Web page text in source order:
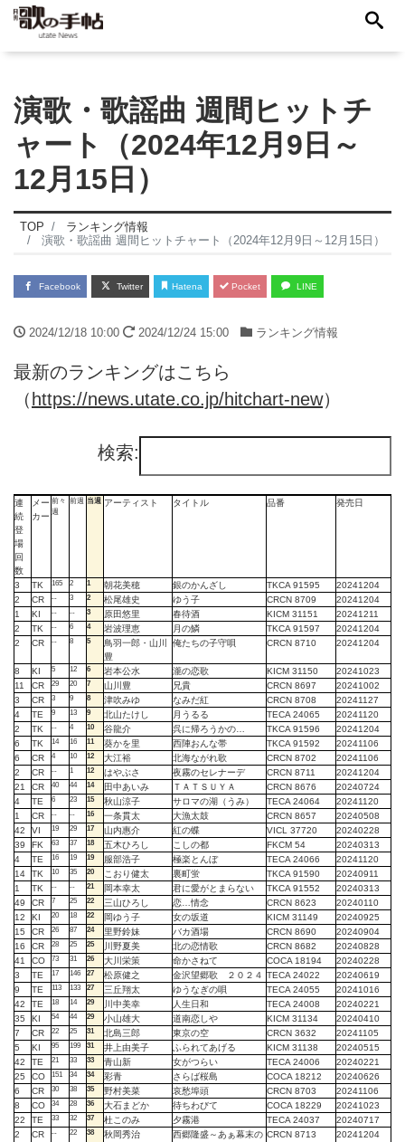
演歌・歌謡曲 週間ヒットチ
ャート（2024年12月9日～
12月15日）
TOP
ランキング情報
演歌・歌謡曲 週間ヒットチャート（2024年12月9日～12月15日）
Facebook Twitter Hatena Pocket LINE
2024/12/18 10:00 2024/12/24 15:00 ランキング情報
最新のランキングはこちら
（ https://news.utate.co.jp/hitchart-new）
検索:
連
続
登
場
回
数
メー
カー
前々
週
前週 当週 アーティスト タイトル 品番 発売日
3 TK 165 2 1 朝花美穂 銀のかんざし TKCA 91595
20241204
2
CR -- 3 2 松尾雄史 ゆう子 CRCN 8709
20241204
1
KI -- -- 3 原田悠里 春待酒 KICM 31151
20241211
2
TK -- 6 4 岩波理恵 月の鱗 TKCA 91597
20241204
2
CR -- 8 5
鳥羽一郎・山川
豊
俺たちの子守唄 CRCN 8710 20241204
8 KI 5 12 6 岩本公水 瀧の恋歌 KICM 31150
20241023
11
CR 29 20 7 山川豊 兄貴 CRCN 8697
20241002
3
CR 3 9 8 津吹みゆ なみだ紅 CRCN 8708
20241127
4
TE 9 13 9 北山たけし 月うるる TECA 24065
20241120
2
TK -- 4 10 谷龍介 呉に帰ろうかの… TKCA 91596
20241204
6
TK 14 16 11 葵かを里 西陣おんな帯 TKCA 91592
20241106
6
CR 4 10 12 大江裕 北海ながれ歌 CRCN 8702
20241106
2
CR -- 1 12 はやぶさ 夜霧のセレナーデ CRCN 8711
20241204
21
CR 40 44 14 田中あいみ ＴＡＴＳＵＹＡ CRCN 8676
20240724
4
TE 6 23 15 秋山涼子 サロマの湖（うみ） TECA 24064
20241120
1
CR -- -- 16 一条貫太 大漁太鼓 CRCN 8657
20240508
42
VI 19 29 17 山内惠介 紅の蝶 VICL 37720
20240228
39
FK 63 37 18 五木ひろし こしの都 FKCM 54
20240313
4
TE 16 19 19 服部浩子 極楽とんぼ TECA 24066
20241120
14
TK 10 35 20 こおり健太 裏町蛍 TKCA 91590
20240911
1
TK -- -- 21 岡本幸太 君に愛がとまらない TKCA 91552
20240313
49
CR 7 25 22 三山ひろし 恋…情念 CRCN 8623
20240110
12
KI 20 18 22 岡ゆう子 女の坂道 KICM 31149
20240925
15
CR 26 87 24 里野鈴妹 バカ酒場 CRCN 8690
20240904
16
CR 28 25 25 川野夏美 北の恋情歌 CRCN 8682
20240828
41
CO 73 31 26 大川栄策 命かさねて COCA 18194
20240228
3
TE 17 146 27 松原健之 金沢望郷歌 ２０２４ TECA 24022
20240619
9
TE 113 133 27 三丘翔太 ゆうなぎの唄 TECA 24055
20241016
42
TE 18 14 29 川中美幸 人生日和 TECA 24008
20240221
35
KI 54 44 29 小山雄大 道南恋しや KICM 31134
20240410
7
CR 22 25 31 北島三郎 東京の空 CRCN 3632
20241105
5
KI 95 199 31 井上由美子 ふられてあげる KICM 31138
20240515
42
TE 21 33 33 青山新 女がつらい TECA 24006
20240221
25
CO 151 34 34 彩青 さらば桜島 COCA 18212
20240626
6
CR 30 38 35 野村美菜 哀愁埠頭 CRCN 8703
20241106
8
CO 34 28 36 大石まどか 待ちわびて COCA 18229
20241023
22
TE 33 32 37 杜このみ 夕霧港 TECA 24037
20240717
2
CR -- 22 38 秋岡秀治
西郷隆盛～あぁ幕末の CRCN 8713 20241204